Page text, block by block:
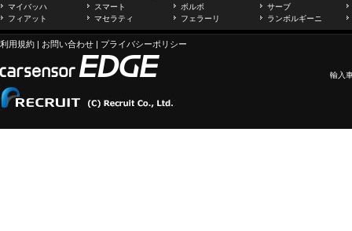
マイバッハ
スマート ボルボ
サーブ
フィアット
マセラティ フェラーリ ランボルギーニ
利用規約 | お問い合わせ | プライバシーポリシー
輸入